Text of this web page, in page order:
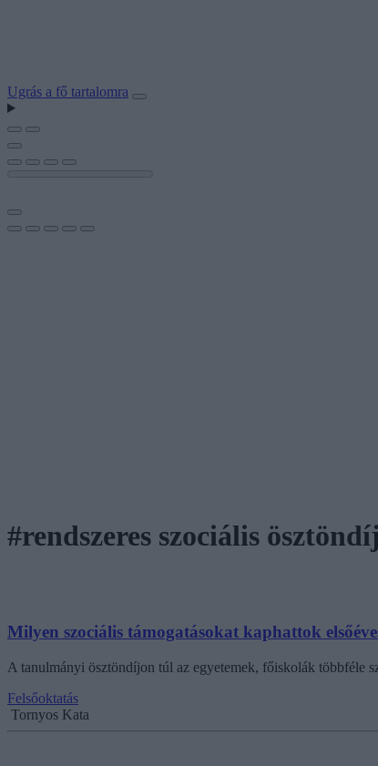
Ugrás a fő tartalomra
#rendszeres szociális ösztöndíj
Milyen szociális támogatásokat kaphattok
A tanulmányi ösztöndíjon túl az egyetemek, főiskolák többféle
Felsőoktatás
Tornyos Kata